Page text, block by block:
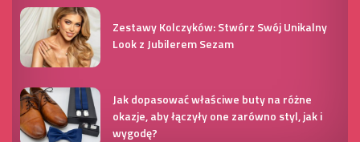
Zestawy Kolczyków: Stwórz Swój Unikalny
Look z Jubilerem Sezam
Jak dopasować właściwe buty na różne
okazje, aby łączyły one zarówno styl, jak i
wygodę?